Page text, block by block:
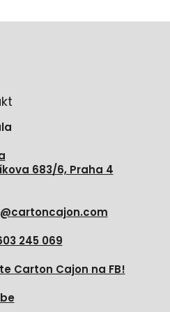
683/6, Praha 4
@cartoncajon.com
245 069
Carton Cajon na FB!